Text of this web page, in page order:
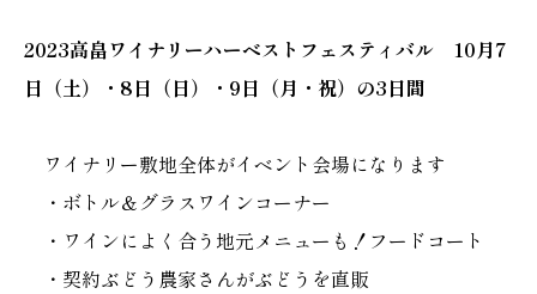
2023高畠ワイナリーハーベストフェスティバル 10月7
日（土）・8日（日）・9日（月・祝）の3日間
ワイナリー敷地全体がイベント会場になります
・ボトル＆グラスワインコーナー
・ワインによく合う地元メニューも！フードコート
・契約ぶどう農家さんがぶどうを直販